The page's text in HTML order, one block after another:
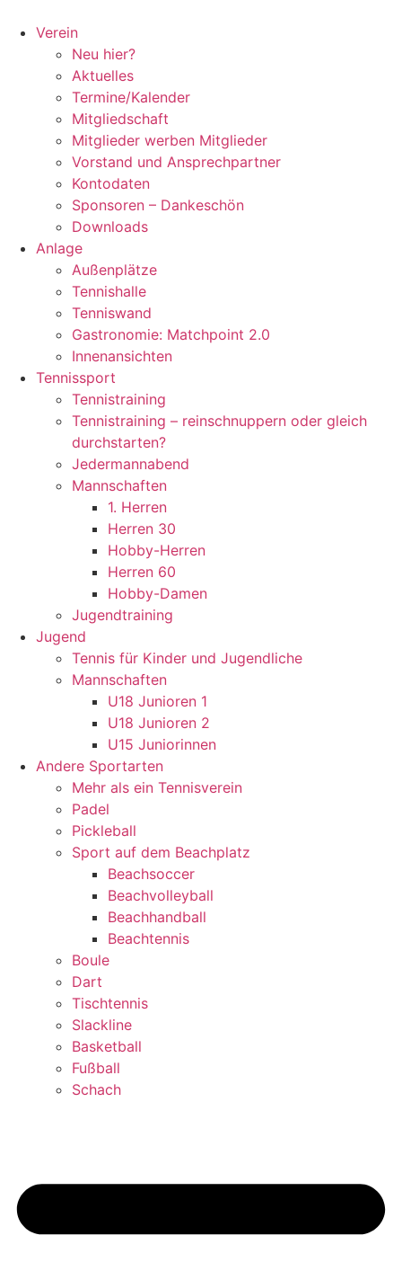
Inhalt
springen
Verein
Neu hier?
Aktuelles
Termine/Kalender
Mitgliedschaft
Mitglieder werben Mitglieder
Vorstand und Ansprechpartner
Kontodaten
Sponsoren – Dankeschön
Downloads
Anlage
Außenplätze
Tennishalle
Tenniswand
Gastronomie: Matchpoint 2.0
Innenansichten
Tennissport
Tennistraining
Tennistraining – reinschnuppern oder gleich
durchstarten?
Jedermannabend
Mannschaften
1. Herren
Herren 30
Hobby-Herren
Herren 60
Hobby-Damen
Jugendtraining
Jugend
Tennis für Kinder und Jugendliche
Mannschaften
U18 Junioren 1
U18 Junioren 2
U15 Juniorinnen
Andere Sportarten
Mehr als ein Tennisverein
Padel
Pickleball
Sport auf dem Beachplatz
Beachsoccer
Beachvolleyball
Beachhandball
Beachtennis
Boule
Dart
Tischtennis
Slackline
Basketball
Fußball
Schach